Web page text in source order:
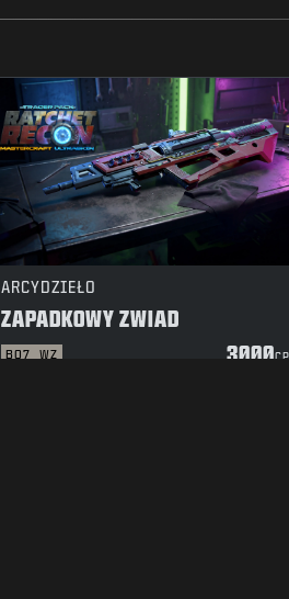
ARCYDZIEŁO
ZAPADKOWY ZWIAD
BO7 WZ 3000CP